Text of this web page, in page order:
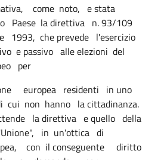
come noto, e stata
Paese la direttiva n. 93/109
1993, che prevede l'esercizio
e passivo alle elezioni del
per
europea residenti in uno
non hanno la cittadinanza.
la direttiva e quello della
in un'ottica di
con il conseguente diritto